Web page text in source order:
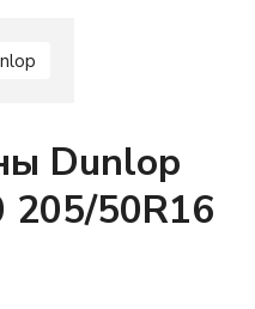
Dunlop
205/50R16